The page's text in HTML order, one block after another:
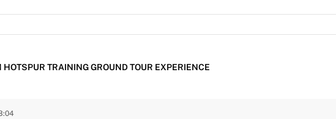
HOTSPUR TRAINING GROUND TOUR EXPERIENCE